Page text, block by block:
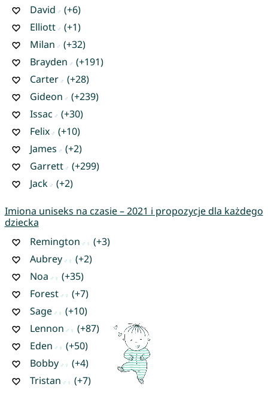
David
(+6)
Elliott
(+1)
Milan
(+32)
Brayden
(+191)
Carter
(+28)
Gideon
(+239)
Issac
(+30)
Felix
(+10)
James
(+2)
Garrett
(+299)
Jack
(+2)
Imiona uniseks na czasie – 2021 i propozycje dla każdego
dziecka
Remington
(+3)
Aubrey
(+2)
Noa
(+35)
Forest
(+7)
Sage
(+10)
Lennon
(+87)
Eden
(+50)
Bobby
(+4)
Tristan
(+7)